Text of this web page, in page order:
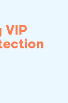
VIP